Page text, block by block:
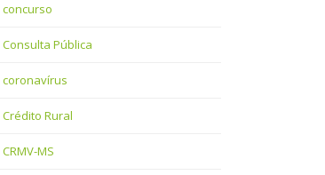
concurso
Consulta Pública
coronavírus
Crédito Rural
CRMV-MS